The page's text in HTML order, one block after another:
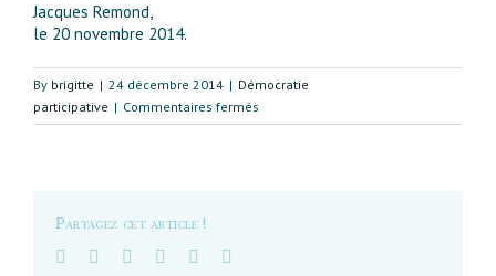
Jacques Remond,
le 20 novembre 2014.
By brigitte | 24 décembre 2014 | Démocratie
participative | Commentaires fermés
Paris
Partagez cet article !